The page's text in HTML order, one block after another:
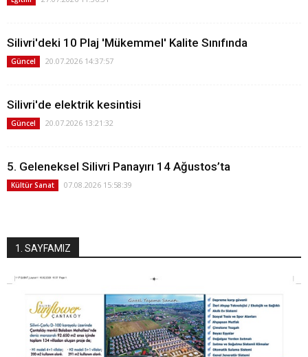
Silivri'deki 10 Plaj 'Mükemmel' Kalite Sınıfında
Güncel 20.07.2026 14:37:57
Silivri'de elektrik kesintisi
Güncel 20.07.2026 13:21:32
5. Geleneksel Silivri Panayırı 14 Ağustos’ta
Kültür Sanat 07.08.2026 15:58:39
1. SAYFAMIZ